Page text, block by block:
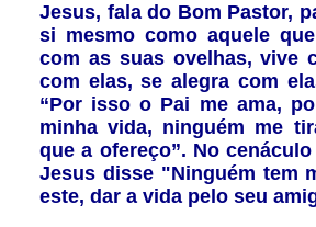
Jesus, fala do Bom Pastor,
si mesmo como aquele
com as suas ovelhas, vive
com elas, se alegra com
“Por isso o Pai me ama,
minha vida, ninguém me
que a ofereço”. No
Jesus disse "Ninguém tem
este, dar a vida pelo seu